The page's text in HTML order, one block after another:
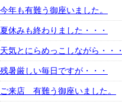
今年も有難う御座いました。
夏休みも終わりました・・・
天気とにらめっこしながら・・・
残暑厳しい毎日ですが・・・
ご来店 有難う御座いました。